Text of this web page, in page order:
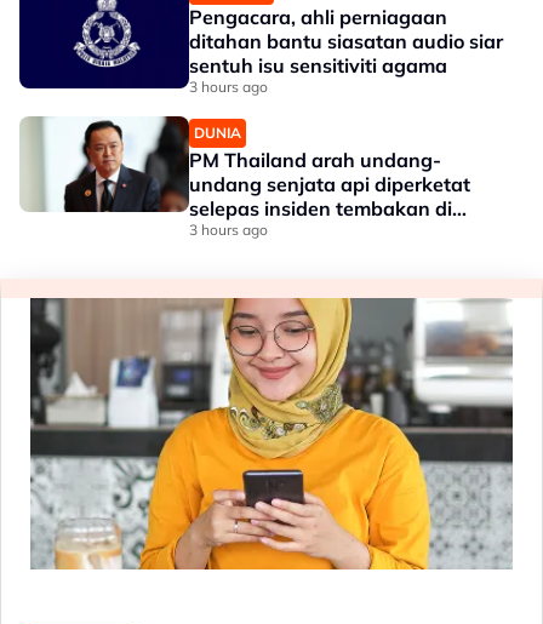
Pengacara, ahli perniagaan
ditahan bantu siasatan audio siar
sentuh isu sensitiviti agama
3 hours ago
DUNIA
PM Thailand arah undang-
undang senjata api diperketat
selepas insiden tembakan di
sekolah
3 hours ago